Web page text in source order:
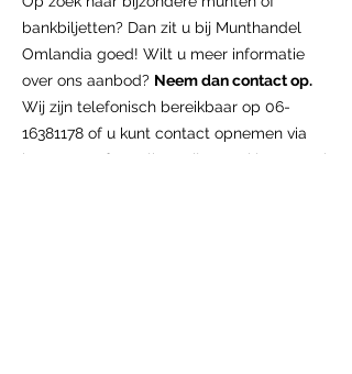
bankbiljetten? Dan zit u bij Munthandel
Omlandia goed! Wilt u meer informatie
over ons aanbod? Neem dan contact op.
Wij zijn telefonisch bereikbaar op 06-
16381178 of u kunt contact opnemen via
het
contactformulier
. Wij staan klaar om al